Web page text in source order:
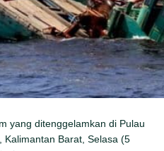
yang ditenggelamkan di Pulau
Kalimantan Barat, Selasa (5